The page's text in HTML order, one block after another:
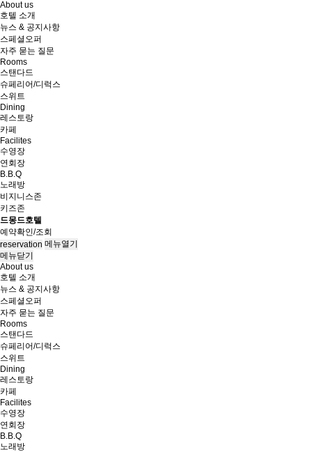
About us
호텔 소개
뉴스 & 공지사항
스페셜오퍼
자주 묻는 질문
Rooms
스탠다드
슈페리어/디럭스
스위트
Dining
레스토랑
카페
Facilites
수영장
연회장
B.B.Q
노래방
비지니스존
키즈존
드몽드호텔
예약확인/조회
reservation 메뉴열기
메뉴닫기
About us
호텔 소개
뉴스 & 공지사항
스페셜오퍼
자주 묻는 질문
Rooms
스탠다드
슈페리어/디럭스
스위트
Dining
레스토랑
카페
Facilites
수영장
연회장
B.B.Q
노래방